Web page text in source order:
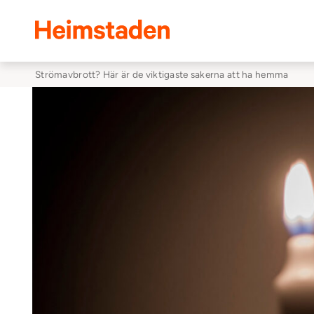
Heimstaden
Strömavbrott? Här är de viktigaste sakerna att ha hemma